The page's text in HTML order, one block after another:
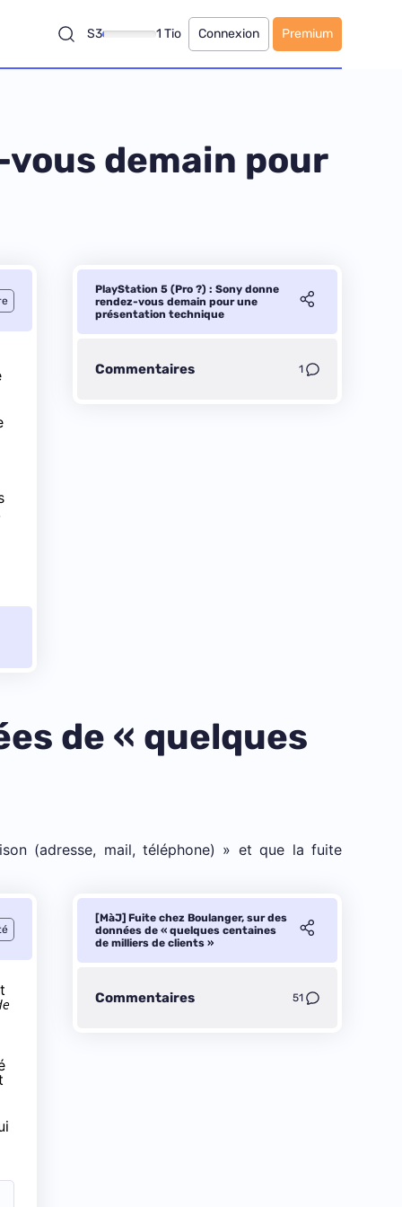
S3 1 Tio Connexion Premium
demain pour
PlayStation 5 (Pro ?) : Sony donne
rendez-vous demain pour une
présentation technique
Commentaires 1
de « quelques
(adresse, mail, téléphone) » et que la fuite
[MàJ] Fuite chez Boulanger, sur des
données de « quelques centaines
de milliers de clients »
Commentaires 51